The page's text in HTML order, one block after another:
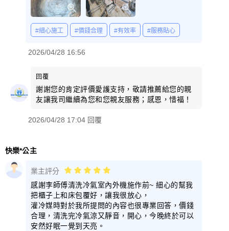
#細心施工 #價錢合理 #有效率 #服務貼心
2026/04/28 16:56
回覆
謝謝您的肯定評價愛護支持，敬請推薦給您的親
友讓我司繼續為您和您親友服務；感恩，惜福！
2026/04/28 17:04 回覆
快樂*公主
業主評分
感謝李師傅清洗冷氣室內外機施作前~ 細心的幫我
把櫃子上和床包覆好，讓我很放心，
灌冷媒時對於我所提問的內容也很專業回答，價錢
合理，清洗完冷氣涼又靜音，開心，今晚終於可以
安然好眠一覺到天亮。